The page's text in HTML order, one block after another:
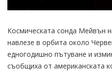
Космическата сонда Мейвън
навлезе в орбита около
едногодишно пътуване и
съобщиха от американската